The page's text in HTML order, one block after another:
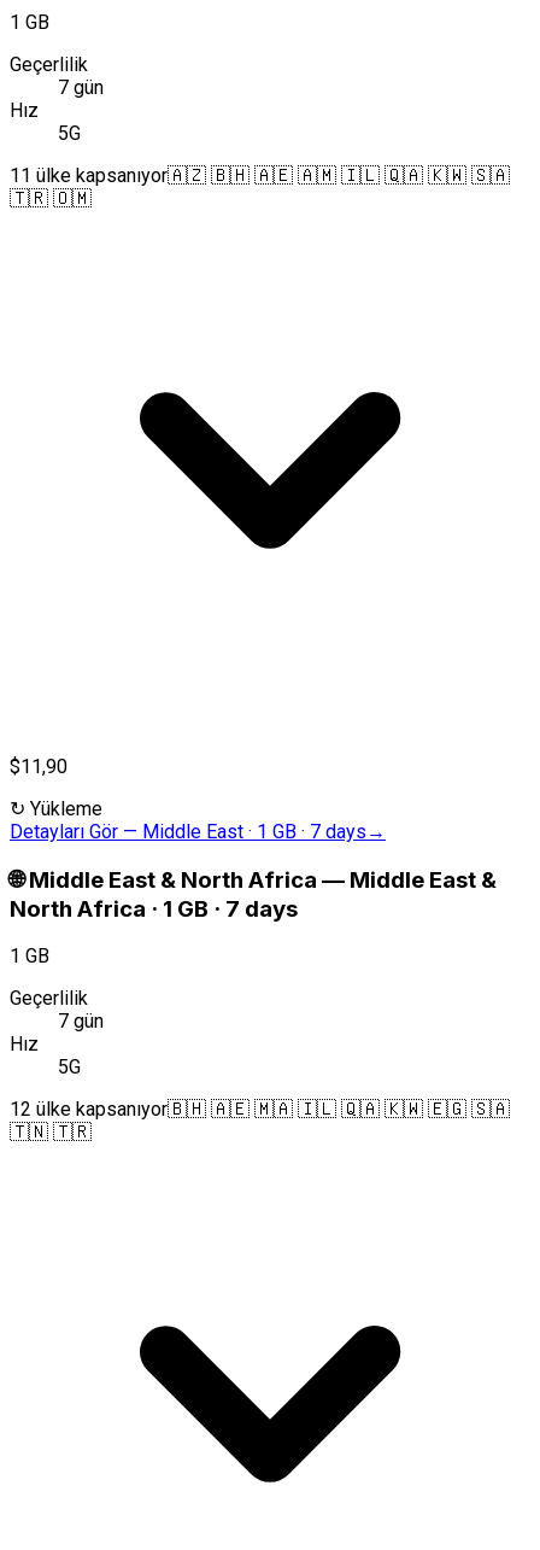
1 GB
Geçerlilik
7 gün
Hız
5G
11 ülke kapsanıyor🇦🇿 🇧🇭 🇦🇪 🇦🇲 🇮🇱 🇶🇦 🇰🇼 🇸🇦
🇹🇷 🇴🇲
$11,90
↻ Yükleme
Detayları Gör — Middle East · 1 GB · 7 days →
🌐 Middle East & North Africa — Middle East &
North Africa · 1 GB · 7 days
1 GB
Geçerlilik
7 gün
Hız
5G
12 ülke kapsanıyor🇧🇭 🇦🇪 🇲🇦 🇮🇱 🇶🇦 🇰🇼 🇪🇬 🇸🇦
🇹🇳 🇹🇷